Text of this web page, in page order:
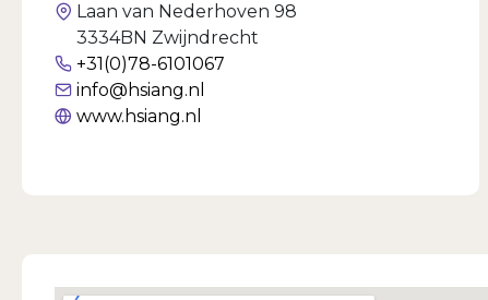
Laan van Nederhoven 98
3334BN Zwijndrecht
+31(0)78-6101067
info@hsiang.nl
www.hsiang.nl